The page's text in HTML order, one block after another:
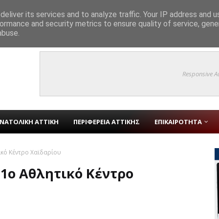
Αρμονίας» στο Γραφείο Δημάρχου και συζήτηση για την ιστορία
Responsive
ΑΤΤΙΚΗ ΠΕΡΙΦΕΡΕΙΑ ΑΤΤΙΚΗΣ ΕΠΙΚΑΙΡΟΤΗΤΑ
Κέντρο Χαϊδαρίου
Αθλητικό Κέντρο
its services and to analyze traffic. Your IP address and
and security metrics to ensure quality of service,